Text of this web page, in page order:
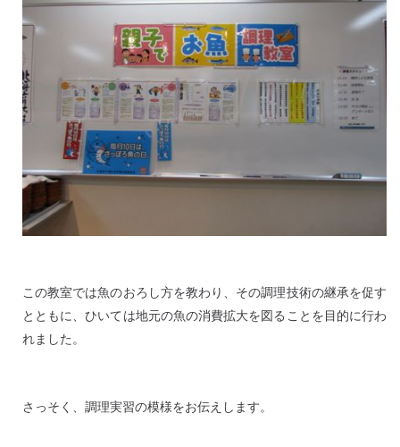
この教室では魚のおろし方を教わり、その調理技術の継承を促す
とともに、ひいては地元の魚の消費拡大を図ることを目的に行わ
れました。
さっそく、調理実習の模様をお伝えします。